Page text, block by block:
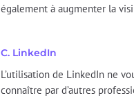
également à augmenter la
C. LinkedIn
L’utilisation de LinkedIn ne
connaître par d’autres